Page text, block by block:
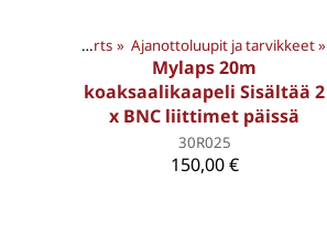
Motorsports ‪» Ajanottoluupit ja tarvikkeet‪»
Mylaps 20m
koaksaalikaapeli Sisältää 2
x BNC liittimet päissä
30R025
150,00 €
Products ‪» MYLAPS TUOTTEET‪»